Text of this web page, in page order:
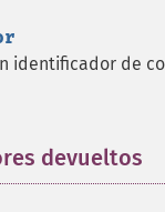
identificador de
devueltos